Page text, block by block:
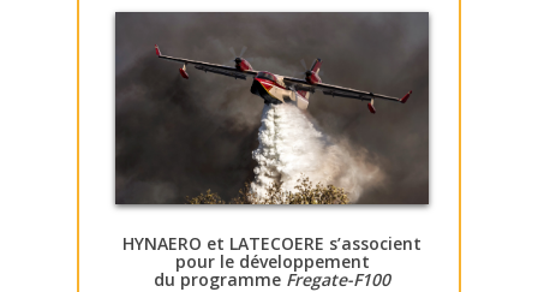
HYNAERO et LATECOERE s’associent
pour le développement
du programme Fregate-F100